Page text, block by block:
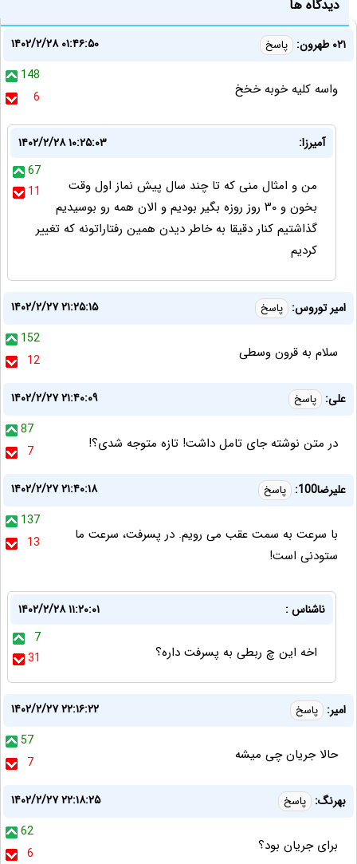
دیدگاه ها
۰۲۱ طهرون: پاسخ
۱۴۰۲/۲/۲۸ ۰۱:۴۶:۵۰
148
6
واسه کلیه خوبه خخخ
آمیرزا:
۱۴۰۲/۲/۲۸ ۱۰:۲۵:۰۳
67
11
من و امثال منی که تا چند سال پیش نماز اول وقت
بخون و ۳۰ روز روزه بگیر بودیم و الان همه رو بوسیدیم
گذاشتیم کنار دقیقا به خاطر دیدن همین رفتاراتونه که تغییر
کردیم
امیر توروس: پاسخ
۱۴۰۲/۲/۲۷ ۲۱:۲۵:۱۵
152
12
سلام به قرون وسطی
علی: پاسخ
۱۴۰۲/۲/۲۷ ۲۱:۴۰:۰۹
87
7
در متن نوشته جای تامل داشت! تازه متوجه شدی؟!
علیرضا100: پاسخ
۱۴۰۲/۲/۲۷ ۲۱:۴۰:۱۸
137
13
با سرعت به سمت عقب می رویم. در پسرفت، سرعت ما
ستودنی است!
ناشناس :
۱۴۰۲/۲/۲۸ ۱۱:۲۰:۰۱
7
31
اخه این چ ربطی به پسرفت داره؟
امیر: پاسخ
۱۴۰۲/۲/۲۷ ۲۲:۱۶:۲۲
57
7
حالا جریان چی میشه
بهرنگ: پاسخ
۱۴۰۲/۲/۲۷ ۲۲:۱۸:۲۵
62
6
برای جریان بود؟